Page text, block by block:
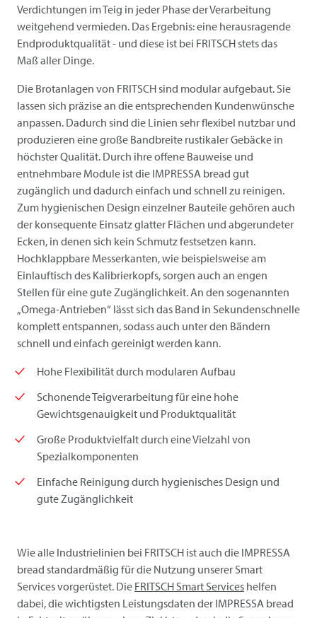
Verdichtungen im Teig in jeder Phase der Verarbeitung
weitgehend vermieden. Das Ergebnis: eine herausragende
Endproduktqualität - und diese ist bei FRITSCHstets das
Maß aller Dinge.
Die Brotanlagen von FRITSCHsind modular aufgebaut. Sie
lassen sich präzise an die entsprechenden Kundenwünsche
anpassen. Dadurch sind die Linien sehr flexibel nutzbar und
produzieren eine große Bandbreite rustikaler Gebäcke in
höchster Qualität. Durch ihre offene Bauweise und
entnehmbare Module ist die IMPRESSA bread gut
zugänglich und dadurch einfach und schnell zu reinigen.
Zum hygienischen Design einzelner Bauteile gehören auch
der konsequente Einsatz glatter Flächen und abgerundeter
Ecken, in denen sich kein Schmutz festsetzen kann.
Hochklappbare Messerkanten, wie beispielsweise am
Einlauftisch des Kalibrierkopfs, sorgen auch an engen
Stellen für eine gute Zugänglichkeit. An den sogenannten
„Omega-Antrieben“ lässt sich das Band in Sekundenschnelle
komplett entspannen, sodass auch unter den Bändern
schnell und einfach gereinigt werden kann.
Hohe Flexibilität durch modularen Aufbau
Schonende Teigverarbeitung für eine hohe
Gewichtsgenauigkeit und Produktqualität
Große Produktvielfalt durch eine Vielzahl von
Spezialkomponenten
Einfache Reinigung durch hygienisches Design und
gute Zugänglichkeit
Wie alle Industrielinien bei FRITSCH ist auch die IMPRESSA
bread standardmäßig für die Nutzung unserer Smart
Services vorgerüstet. Die FRITSCH Smart Services helfen
dabei, die wichtigsten Leistungsdaten der IMPRESSA bread